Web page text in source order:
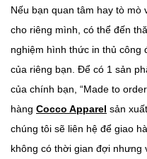
Nếu bạn quan tâm hay tò mò
cho riêng mình, có thể đến
nghiệm hình thức in thủ công
của riêng bạn. Để có 1 sản
của chính bạn, “Made to
hàng Cocco Apparel sản
chúng tôi sẽ liên hệ để giao
không có thời gian đợi nhưng